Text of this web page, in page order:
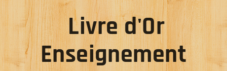
Livre d'Or
Enseignement